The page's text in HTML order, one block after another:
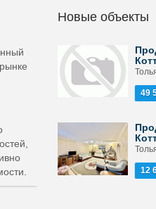
Новые объекты
49
12